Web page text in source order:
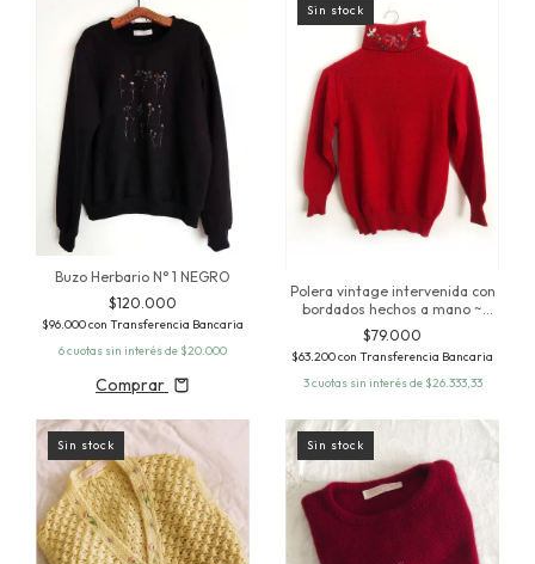
Buzo Herbario N° 1 NEGRO
$120.000
$96.000con Transferencia Bancaria
6cuotas sin interés de $20.000
Comprar
Sin stock
Polera vintage intervenida con
bordados hechos a mano ~
Prenda única
$79.000
$63.200con Transferencia Bancaria
3cuotas sin interés de $26.333,33
Sin stock Sin stock